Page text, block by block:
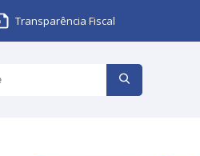
Transparência Fiscal